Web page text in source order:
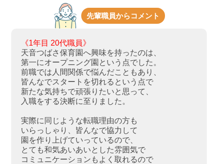
先輩職員からコメント
《1年目 20代職員》
天音つばさ保育園へ興味を持ったのは、
第一にオープニング園という点でした。
前職では人間関係で悩んだこともあり、
皆んなでスタートを切れるという点で
新たな気持ちで頑張りたいと思って、
入職をする決断に至りました。
実際に同じような転職理由の方も
いらっしゃり、皆んなで協力して
園を作り上げていっているので、
とても和気あいあいとした雰囲気で
コミュニケーションもよく取れるので